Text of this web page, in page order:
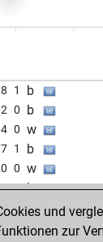
w
0 b
0 b
r w
0 b
0 b
0 w
1 w
0 b
1 b
0 b
0 w
1 b
0 w
1 b
1 w und
zur